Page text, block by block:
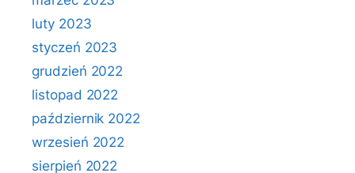
luty 2023
styczeń 2023
grudzień 2022
listopad 2022
październik 2022
wrzesień 2022
sierpień 2022